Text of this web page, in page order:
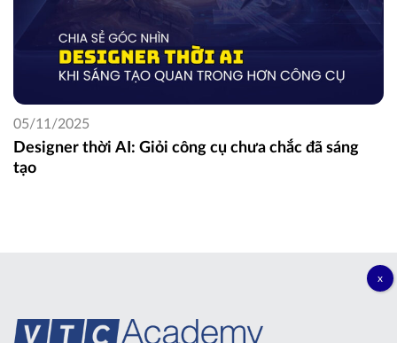
Designer thời AI: Giỏi công cụ chưa chắc đã sáng
tạo
05/11/2025